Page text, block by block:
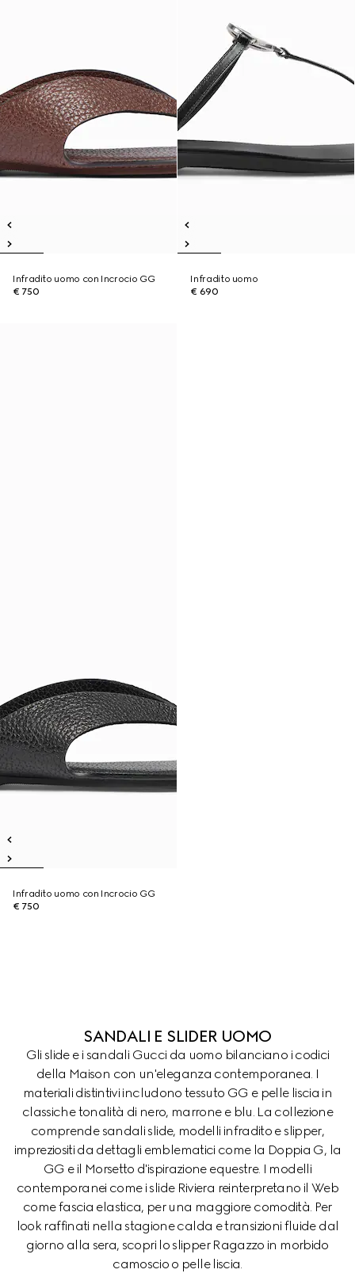
Infradito uomo con Incrocio GG
€ 750
Infradito uomo
€ 690
Infradito uomo con Incrocio GG
€ 750
SANDALI E SLIDER UOMO
Gli slide e i sandali Gucci da uomo bilanciano i codici
della Maison con un'eleganza contemporanea. I
materiali distintivi includono tessuto GG e pelle liscia in
classiche tonalità di nero, marrone e blu. La collezione
comprende sandali slide, modelli infradito e slipper,
impreziositi da dettagli emblematici come la Doppia G, la
GG e il Morsetto d'ispirazione equestre. I modelli
contemporanei come i slide Riviera reinterpretano il Web
come fascia elastica, per una maggiore comodità. Per
look raffinati nella stagione calda e transizioni fluide dal
giorno alla sera, scopri lo slipper Ragazzo in morbido
camoscio o pelle liscia.